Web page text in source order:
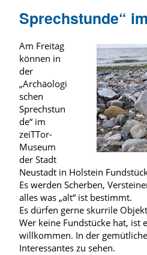
Sprechstunde“
Am Freitag
können in
der
„Archäologi
schen
Sprechstun
de“ im
zeiTTor-
Museum
der Stadt
Neustadt in Holstein
Es werden Scherben,
alles was „alt“ ist bestimmt.
Es dürfen gerne skurrile
Wer keine Fundstücke hat, ist
willkommen. In der
Interessantes zu sehen.